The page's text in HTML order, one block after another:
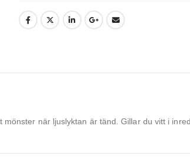
när ljuslyktan är tänd. Gillar du vitt i